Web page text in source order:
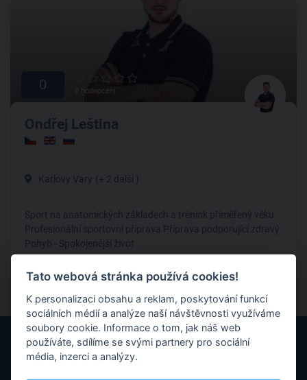
0 0 hodnocení
Ondřej Leština
Karlovy Vary (+ 2 další )
Sport na anatomických základech a trénink přiměřený věku.
Profesionální sportovní příprava Příprava podporující zdravý
Pohyb - Spokojenější život
Lední hokej
Tato webová stránka používá cookies!
K personalizaci obsahu a reklam, poskytování funkcí
sociálních médií a analýze naší návštěvnosti využíváme
soubory cookie. Informace o tom, jak náš web
používáte, sdílíme se svými partnery pro sociální
média, inzerci a analýzy.